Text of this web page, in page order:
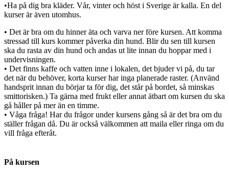
•Ha på dig bra kläder. Vår, vinter och höst i Sverige är kalla. En del
kurser är även utomhus.
• Det är bra om du hinner äta och varva ner före kursen. Att komma
stressad till kurs kommer påverka din hund. Blir du sen till kursen
ska du rasta av din hund och andas ut lite innan du hoppar med i
undervisningen.
• Det finns kaffe och vatten inne i lokalen, det bjuder vi på, du tar
det när du behöver, korta kurser har inga planerade raster. (Använd
handsprit innan du börjar ta för dig, det står på bordet, så minskas
smittorisken.) Ta gärna med frukt eller annat ätbart om kursen du ska
gå håller på mer än en timme.
• Våga fråga! Har du frågor under kursens gång så är det bra om du
ställer frågan då. Du är också välkommen att maila eller ringa om du
vill fråga efteråt.
På kursen